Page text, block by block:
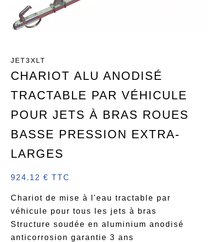
JET3XLT
CHARIOT ALU ANODISÉ
TRACTABLE PAR VÉHICULE
POUR JETS À BRAS ROUES
BASSE PRESSION EXTRA-
LARGES
924.12 € TTC
Chariot de mise à l'eau tractable par
véhicule pour tous les jets à bras
Structure soudée en aluminium anodisé
anticorrosion garantie 3 ans